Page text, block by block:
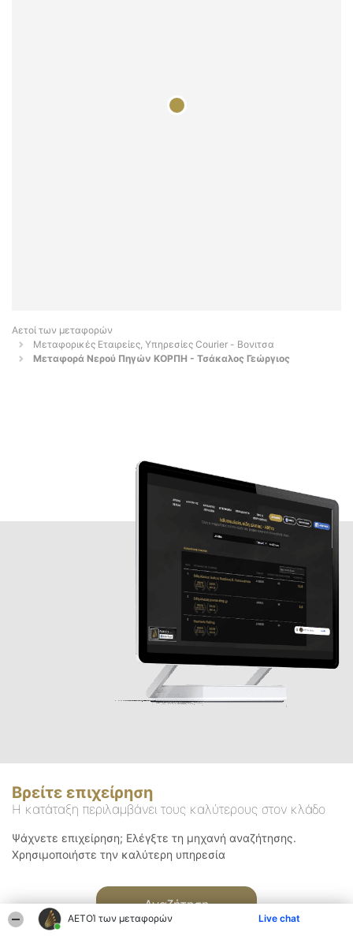
ΑΕΤΟΊ των μεταφορών Live chat
Αετοί των μεταφορών
Μεταφορικές Εταιρείες, Υπηρεσίες Courier - Βονιτσα
Μεταφορά Νερού Πηγών ΚΟΡΠΗ - Τσάκαλος Γεώργιος
Βρείτε επιχείρηση
Η κατάταξη περιλαμβάνει τους καλύτερους στον κλάδο
Ψάχνετε επιχείρηση; Ελέγξτε τη μηχανή αναζήτησης.
Χρησιμοποιήστε την καλύτερη υπηρεσία
Αναζήτηση